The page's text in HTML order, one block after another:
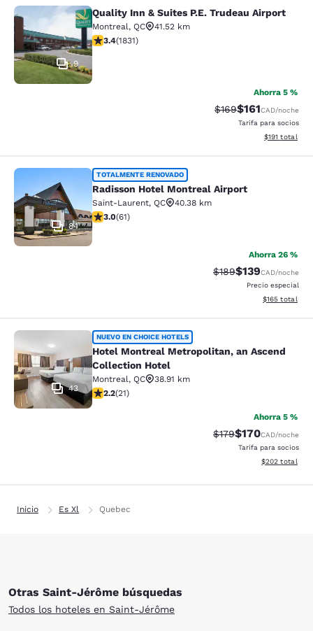
Quality Inn & Suites P.E. Trudeau
9
Quality Inn & Suites P.E. Trudeau Airport
Montreal, QC
41.52 km
calificación de 3.38 estrellas. Bueno. 1831 reseñas
3.4(1831)
Ahorra 5 %
Precio tachado:
$169Precio con
$161CAD/noche
Tarifa para socios
Ver detalles
$191 total
Radisson Hotel Montreal Airport
84
TOTALMENTE RENOVADO
Radisson Hotel Montreal Airport
Saint-Laurent, QC
40.38 km
calificación de 2.95 estrellas. Feria. 61 reseñas
3.0(61)
Ahorra 26 %
Precio tachado:
$189Precio con
$139CAD/noche
Precio especial
Ver detalles
$165 total
Hotel Montreal Metropolitan, an
43
NUEVO EN CHOICE HOTELS
Hotel Montreal Metropolitan, an Ascend
Collection Hotel
Montreal, QC
38.91 km
calificación de 2.24 estrellas. Feria. 21 reseñas
2.2(21)
Ahorra 5 %
Precio tachado:
$179Precio con
$170CAD/noche
Tarifa para socios
Ver detalles
$202 total
Inicio Es Xl Quebec
Otras Saint-Jérôme búsquedas
Todos los hoteles en Saint-Jérôme